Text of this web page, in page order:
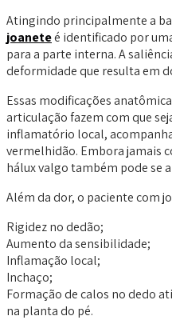
Atingindo principalmente a
joaneteé identificado por
para a parte interna. A
deformidade que resulta em
Essas modificações
articulação fazem com que
inflamatório local,
vermelhidão. Embora jamais
hálux valgo também pode se
Além da dor, o paciente com
Rigidez no dedão;
Aumento da sensibilidade;
Inflamação local;
Inchaço;
Formação de calos no dedo
na planta do pé.